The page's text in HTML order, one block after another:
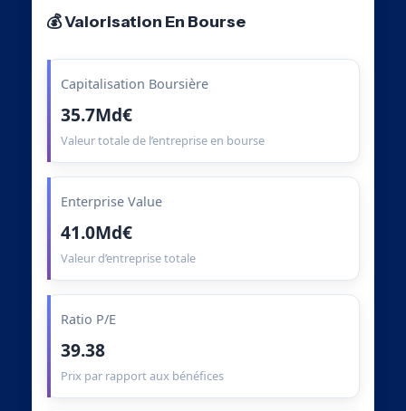
💰 Valorisation En Bourse
Capitalisation Boursière
35.7Md€
Valeur totale de l’entreprise en bourse
Enterprise Value
41.0Md€
Valeur d’entreprise totale
Ratio P/E
39.38
Prix par rapport aux bénéfices